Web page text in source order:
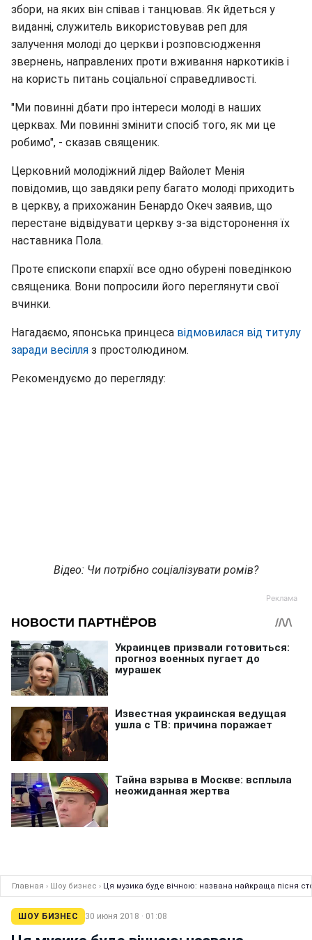
збори, на яких він співав і танцював. Як йдеться у
виданні, служитель використовував реп для
залучення молоді до церкви і розповсюдження
звернень, направлених проти вживання наркотиків і
на користь питань соціальної справедливості.
"Ми повинні дбати про інтереси молоді в наших
церквах. Ми повинні змінити спосіб того, як ми це
робимо", - сказав священик.
Церковний молодіжний лідер Вайолет Менія
повідомив, що завдяки репу багато молоді приходить
в церкву, а прихожанин Бенардо Океч заявив, що
перестане відвідувати церкву з-за відсторонення їх
наставника Пола.
Проте єпископи єпархії все одно обурені поведінкою
священика. Вони попросили його переглянути свої
вчинки.
Нагадаємо, японська принцеса відмовилася від титулу
заради весілля з простолюдином.
Рекомендуємо до перегляду:
Відео: Чи потрібно соціалізувати ромів?
Главная › Шоу бизнес › Ця музика буде вічною: названа найкраща пісня
ШОУ БИЗНЕС 30 июня 2018 · 01:08